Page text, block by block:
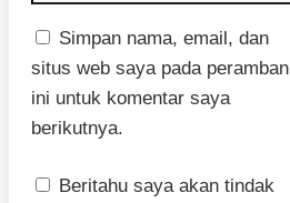
Simpan nama, email, dan
situs web saya pada peramban
ini untuk komentar saya
berikutnya.
Beritahu saya akan tindak